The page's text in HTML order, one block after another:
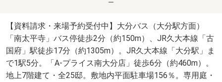
ー
【資料請求・来場予約受付中】大分バス（大分駅方面）
「南太平寺」バス停徒歩2分（約150m）、JR久大本線「古
国府」駅徒歩17分（約1305m）。JR久大本線「大分駅」ま
で1駅5分。「A-プライス南大分店」徒歩6分（約460m）。
地上7階建て・全25邸。敷地内平面駐車場156％。専用庭・